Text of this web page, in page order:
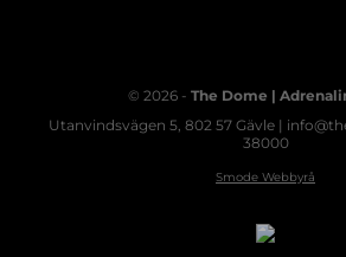
© 2026 - The Dome |
Utanvindsvägen 5, 802 57 Gävle |
38000
Smode Webbyrå